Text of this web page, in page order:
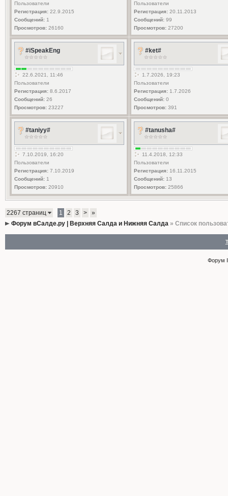
Пользователи
Регистрация:22.9.2015
Сообщений:1
Просмотров:26160
Пользователи
Регистрация:20.11.2013
Сообщений:99
Просмотров:27200
#iSpeakEng
22.6.2021, 11:46
Пользователи
Регистрация:8.6.2017
Сообщений:26
Просмотров:23227
#ket#
1.7.2026, 19:23
Пользователи
Регистрация:1.7.2026
Сообщений:0
Просмотров:391
#taniyy#
7.10.2019, 16:20
Пользователи
Регистрация:7.10.2019
Сообщений:1
Просмотров:20910
#tanusha#
11.4.2018, 12:33
Пользователи
Регистрация:16.11.2015
Сообщений:13
Просмотров:25866
2267 страниц 1 2 3 >
»
Форум вСалде.ру | Верхняя Салда и Нижняя Салда» Список
Форум